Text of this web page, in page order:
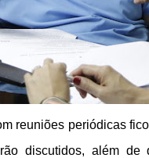
reuniões periódicas
discutidos, além de